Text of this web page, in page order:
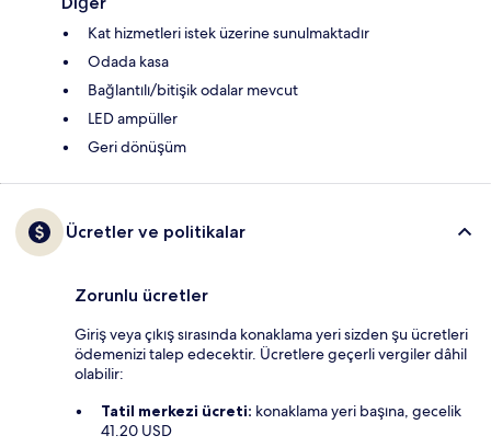
Kat hizmetleri istek üzerine sunulmaktadır
Odada kasa
Bağlantılı/bitişik odalar mevcut
LED ampüller
Geri dönüşüm
Ücretler ve politikalar
Zorunlu ücretler
Giriş veya çıkış sırasında konaklama yeri sizden şu ücretleri
ödemenizi talep edecektir. Ücretlere geçerli vergiler dâhil
olabilir:
Tatil merkezi ücreti: konaklama yeri başına, gecelik
41.20 USD